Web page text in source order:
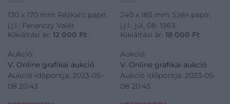
130 x 170 mm Rézkarc papír,
j.j.l.: Ferenczy Valér
Kikiáltási ár: 12 000 Ft
Aukció:
V. Online grafikai aukció
Aukció időpontja: 2023-05-
08 20:43
240 x 185 mm Szén papír,
j.j.l.: júl, 08. 1963.
Kikiáltási ár: 18 000 Ft
Aukció:
V. Online grafikai aukció
Aukció időpontja: 2023-05-
08 20:43